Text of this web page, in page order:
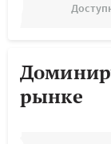
рынке